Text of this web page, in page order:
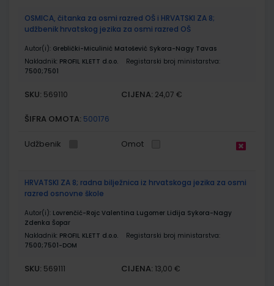
proizvodi
OSMICA, čitanka za osmi razred OŠ i HRVATSKI ZA 8;
udžbenik hrvatskog jezika za osmi razred OŠ
Autor(i): Greblički-Miculinić Matošević Sykora-Nagy Tavas
Nakladnik: PROFIL KLETT d.o.o.
Registarski broj ministarstva:
7500;7501
SKU: 569110 CIJENA: 24,07 €
ŠIFRA OMOTA: 500176
Udžbenik Omot
HRVATSKI ZA 8; radna bilježnica iz hrvatskoga jezika za osmi
razred osnovne škole
Autor(i): Lovrenčić-Rojc Valentina Lugomer Lidija Sykora-Nagy
Zdenka Šopar
Nakladnik: PROFIL KLETT d.o.o.
Registarski broj ministarstva:
7500;7501-DOM
SKU: 569111 CIJENA: 13,00 €